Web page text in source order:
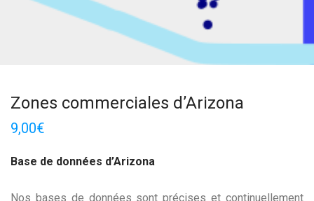
Zones commerciales d’Arizona
9,00€
Base de données d’Arizona
Nos bases de données sont précises et continuellement